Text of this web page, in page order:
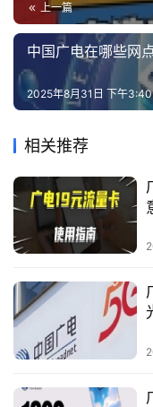
上一篇
中国广电在哪些网
2025年8月31日 下午3:40
相关推荐